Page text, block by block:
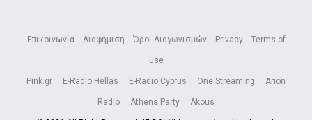
Επικοινωνία Διαφήμιση Όροι Διαγωνισμών Privacy Terms of
use
Pink.gr E-Radio Hellas E-Radio Cyprus One Streaming Arion
Radio Athens Party Akous